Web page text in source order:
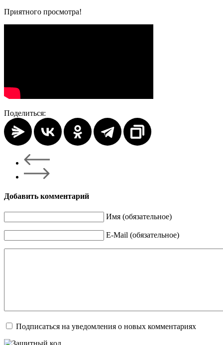
Приятного просмотра!
Поделиться:
Добавить комментарий
Имя (обязательное)
E-Mail (обязательное)
Подписаться на уведомления о новых комментариях